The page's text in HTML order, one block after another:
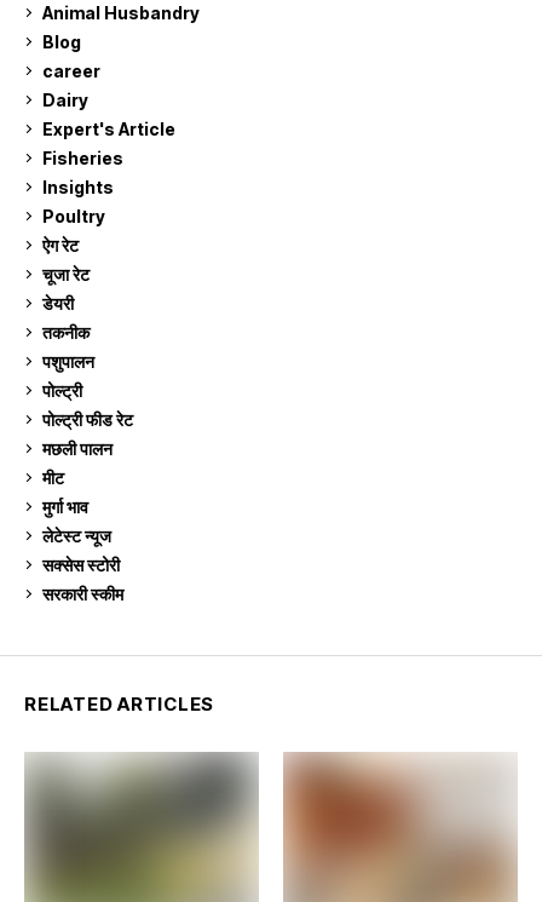
Animal Husbandry
Blog
career
Dairy
Expert's Article
Fisheries
Insights
Poultry
ऐग रेट
चूजा रेट
डेयरी
तकनीक
पशुपालन
पोल्ट्री
पोल्ट्री फीड रेट
मछली पालन
मीट
मुर्गा भाव
लेटेस्ट न्यूज
सक्सेस स्टो‍री
सरकारी स्की‍म
RELATED ARTICLES